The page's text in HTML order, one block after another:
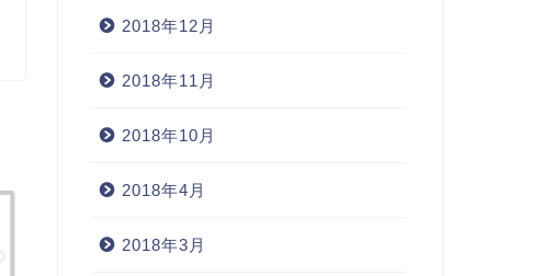
2018年12月
2018年11月
2018年10月
2018年4月
2018年3月